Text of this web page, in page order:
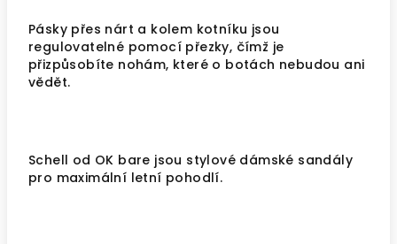
Pásky přes nárt a kolem kotníku jsou
regulovatelné pomocí přezky, čímž je
přizpůsobíte nohám, které o botách nebudou ani
vědět.
Schell od OK bare jsou stylové dámské sandály
pro maximální letní pohodlí.